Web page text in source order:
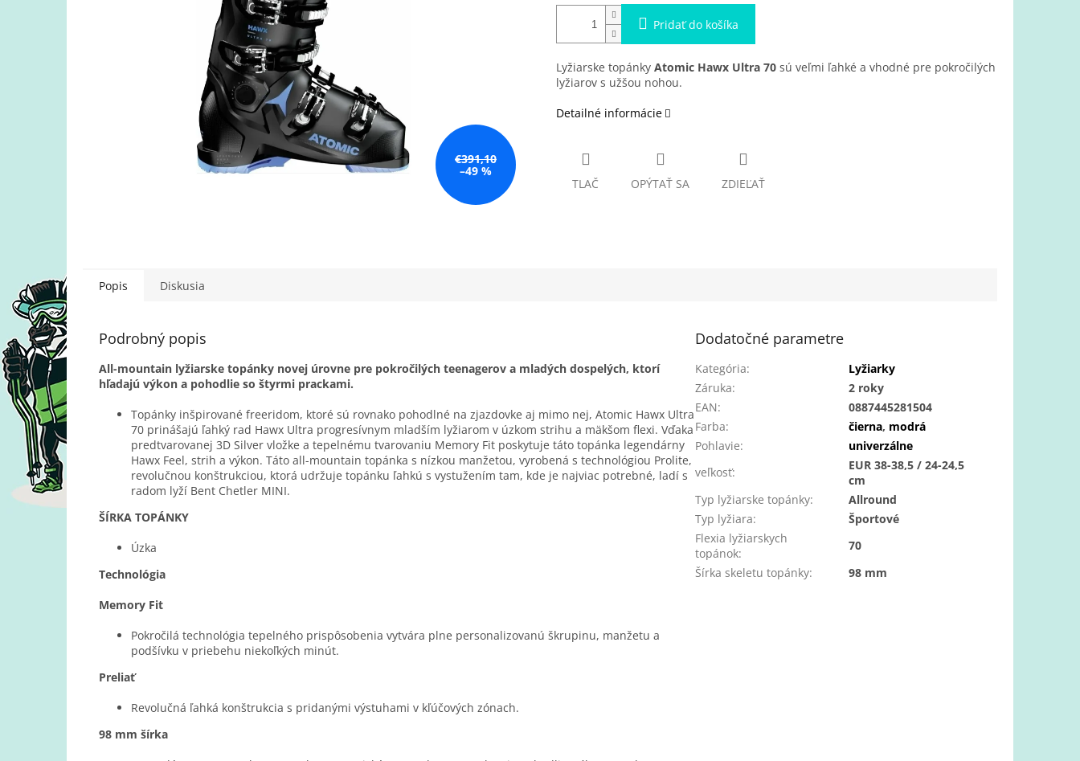
€391,10
–49 %
Pridať do košíka
Lyžiarske topánky Atomic Hawx Ultra 70 sú veľmi ľahké a vhodné pre pokročilých
lyžiarov s užšou nohou.
Detailné informácie
TLAČ OPÝTAŤ SA ZDIEĽAŤ
Popis Diskusia
Podrobný popis
All-mountain lyžiarske topánky novej úrovne pre pokročilých teenagerov a mladých dospelých, ktorí
hľadajú výkon a pohodlie so štyrmi prackami.
Topánky inšpirované freeridom, ktoré sú rovnako pohodlné na zjazdovke aj mimo nej, Atomic Hawx Ultra
70 prinášajú ľahký rad Hawx Ultra progresívnym mladším lyžiarom v úzkom strihu a mäkšom flexi. Vďaka
predtvarovanej 3D Silver vložke a tepelnému tvarovaniu Memory Fit poskytuje táto topánka legendárny
Hawx Feel, strih a výkon. Táto all-mountain topánka s nízkou manžetou, vyrobená s technológiou Prolite,
revolučnou konštrukciou, ktorá udržuje topánku ľahkú s vystužením tam, kde je najviac potrebné, ladí s
radom lyží Bent Chetler MINI.
ŠÍRKA TOPÁNKY
Úzka
Technológia
Memory Fit
Pokročilá technológia tepelného prispôsobenia vytvára plne personalizovanú škrupinu, manžetu a
podšívku v priebehu niekoľkých minút.
Preliať
Revolučná ľahká konštrukcia s pridanými výstuhami v kľúčových zónach.
98 mm šírka
Dodatočné parametre
Kategória:
Lyžiarky
Záruka:
2 roky
EAN:
0887445281504
Farba: čierna, modrá
Pohlavie:
univerzálne
veľkosť:
EUR 38-38,5 / 24-24,5
cm
Typ lyžiarske topánky:
Allround
Typ lyžiara:
Športové
Flexia lyžiarskych
topánok:
70
Šírka skeletu topánky: 98 mm